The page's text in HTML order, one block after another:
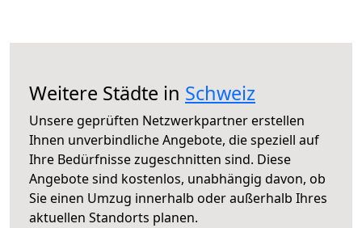
Weitere Städte in Schweiz
Unsere geprüften Netzwerkpartner erstellen
Ihnen unverbindliche Angebote, die speziell auf
Ihre Bedürfnisse zugeschnitten sind. Diese
Angebote sind kostenlos, unabhängig davon, ob
Sie einen Umzug innerhalb oder außerhalb Ihres
aktuellen Standorts planen.